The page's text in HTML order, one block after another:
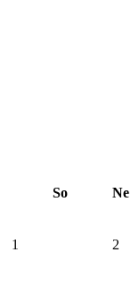
So Ne
1 2